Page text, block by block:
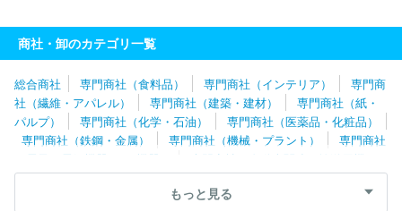
株式会社ＷＳＰ
株式会社元廣 八木兵株式会社
株式会社サン
ウェル
株式会社アドコーポレーション
古屋株式会社
株式会社ＢＭホールディングス
パシバ株式会社
タビオ株式会社
丸眞株式会社 株式会社ヤギ
株式会社ＰＡＬ
ＴＡＣ
前多株式会社 ウライ株式会社 瀧本株式会社
清原株
式会社
クロスプラス株式会社 タキヒヨー株式会社
蝶理株式会
株式会社ナルミヤ・インターナショナル
商社・卸のカテゴリ一覧
総合商社 専門商社（食料品） 専門商社（インテリア）
専門商
社（繊維・アパレル）
専門商社（建築・建材）
専門商社（紙・
パルプ）
専門商社（化学・石油）
専門商社（医薬品・化粧品）
専門商社（鉄鋼・金属）
専門商社（機械・プラント）
専門商社
（電子・電気機器・OA機器）
専門商社（自動車関連・輸送用機
器）
専門商社（医療機器）
専門商社（文具・事務用品・日用
専門商社（スポーツ・レジャー用品） 専門商社（その他）
もっと見る